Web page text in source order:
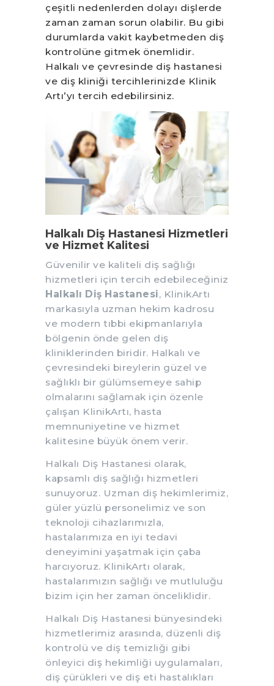
çeşitli nedenlerden dolayı dişlerde
zaman zaman sorun olabilir. Bu gibi
durumlarda vakit kaybetmeden diş
kontrolüne gitmek önemlidir.
Halkalı ve çevresinde diş hastanesi
ve diş kliniği tercihlerinizde Klinik
Artı’yı tercih edebilirsiniz.
Halkalı Diş Hastanesi Hizmetleri
ve Hizmet Kalitesi
Güvenilir ve kaliteli diş sağlığı
hizmetleri için tercih edebileceğiniz
Halkalı Diş Hastanesi, KlinikArtı
markasıyla uzman hekim kadrosu
ve modern tıbbi ekipmanlarıyla
bölgenin önde gelen diş
kliniklerinden biridir. Halkalı ve
çevresindeki bireylerin güzel ve
sağlıklı bir gülümsemeye sahip
olmalarını sağlamak için özenle
çalışan KlinikArtı, hasta
memnuniyetine ve hizmet
kalitesine büyük önem verir.
Halkalı Diş Hastanesi olarak,
kapsamlı diş sağlığı hizmetleri
sunuyoruz. Uzman diş hekimlerimiz,
güler yüzlü personelimiz ve son
teknoloji cihazlarımızla,
hastalarımıza en iyi tedavi
deneyimini yaşatmak için çaba
harcıyoruz. KlinikArtı olarak,
hastalarımızın sağlığı ve mutluluğu
bizim için her zaman önceliklidir.
Halkalı Diş Hastanesi bünyesindeki
hizmetlerimiz arasında, düzenli diş
kontrolü ve diş temizliği gibi
önleyici diş hekimliği uygulamaları,
diş çürükleri ve diş eti hastalıkları